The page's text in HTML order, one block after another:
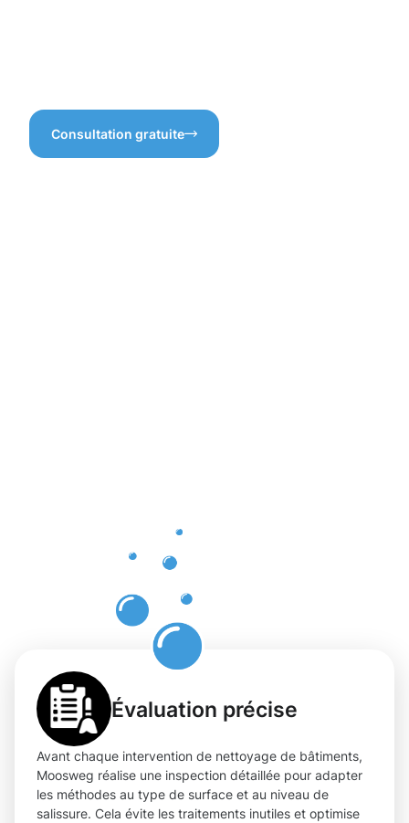
Consultation gratuite
Évaluation précise
Avant chaque intervention de nettoyage de bâtiments,
Moosweg réalise une inspection détaillée pour adapter
les méthodes au type de surface et au niveau de
salissure. Cela évite les traitements inutiles et optimise